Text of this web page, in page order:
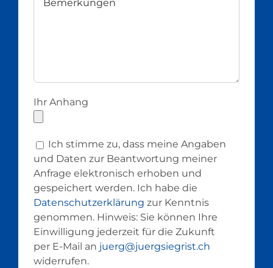
Ihr Anhang
Ich stimme zu, dass meine Angaben
und Daten zur Beantwortung meiner
Anfrage elektronisch erhoben und
gespeichert werden. Ich habe die
Datenschutzerklärung zur Kenntnis
genommen. Hinweis: Sie können Ihre
Einwilligung jederzeit für die Zukunft
per E-Mail an juerg@juergsiegrist.ch
widerrufen.